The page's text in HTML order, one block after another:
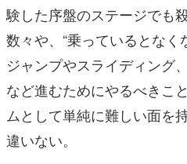
験した序盤のステージでも
数々や、“乗っているとな
ジャンプやスライディング
など進むためにやるべきこ
ムとして単純に難しい面を
違いない。